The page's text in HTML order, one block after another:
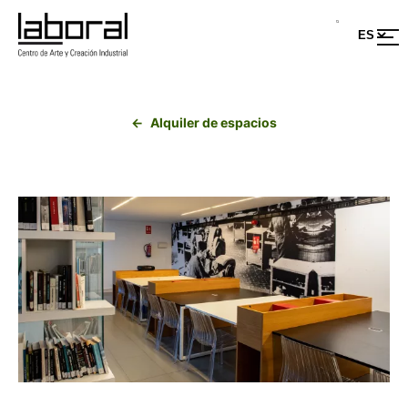
Saltar
contenido
Alquiler de espacios